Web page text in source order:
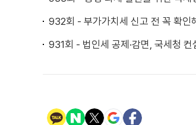
932회 - 부가가치세 신고 전 꼭 확인
931회 - 법인세 공제·감면, 국세청 컨